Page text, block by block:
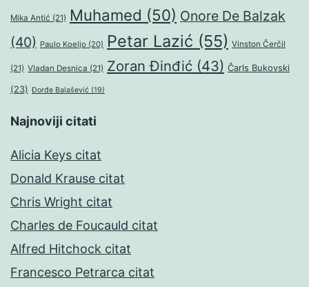
Mika Antić (21) Muhamed (50) Onore De Balzak
(40) Paulo Koeljo (20) Petar Lazić (55) Vinston Čerčil
(21) Vladan Desnica (21) Zoran Đinđić (43) Čarls Bukovski
(23) Đorđe Balašević (19)
Najnoviji citati
Alicia Keys citat
Donald Krause citat
Chris Wright citat
Charles de Foucauld citat
Alfred Hitchock citat
Francesco Petrarca citat